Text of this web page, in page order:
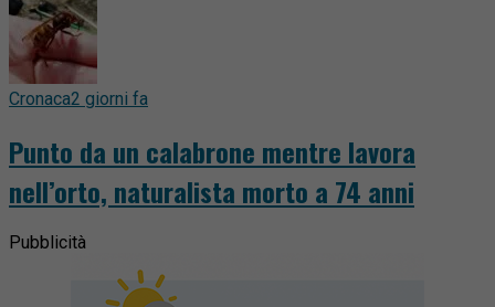
Cronaca2 giorni fa
Punto da un calabrone mentre lavora
nell’orto, naturalista morto a 74 anni
Pubblicità